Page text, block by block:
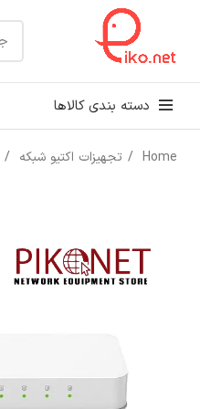
دسته بندی کالاها
Home تجهیزات اکتیو شبکه